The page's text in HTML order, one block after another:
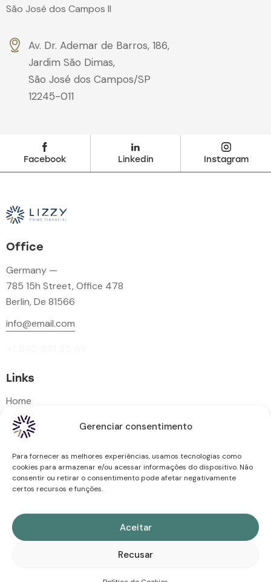
Gerenciar consentimento
Para fornecer as melhores experiências, usamos tecnologias como
cookies para armazenar e/ou acessar informações do dispositivo. Não
consentir ou retirar o consentimento pode afetar negativamente
certos recursos e funções.
Aceitar
Recusar
São José dos Campos II
Av. Dr. Ademar de Barros, 186,
Jardim São Dimas,
São José dos Campos/SP
12245-011
Facebook Linkedin Instagram
Office
Germany —
785 15h Street, Office 478
Berlin, De 81566
info@email.com
Links
Home
Services
About Us
Blog
Contact
[mc4wp_form id="461" element_id="style-9"]